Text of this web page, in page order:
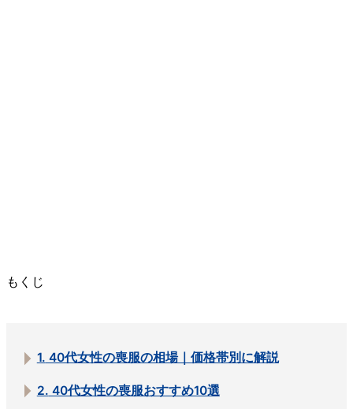
もくじ
1. 40代女性の喪服の相場｜価格帯別に解説
2. 40代女性の喪服おすすめ10選